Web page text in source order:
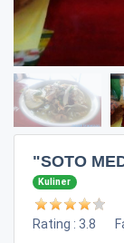
"SOTO
Kuliner
Rating : 3.8